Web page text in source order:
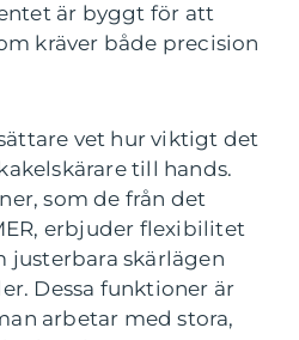
är byggt för att
kräver både precision
vet hur viktigt det
till hands.
som de från det
erbjuder flexibilitet
justerbara skärlägen
Dessa funktioner är
arbetar med stora,